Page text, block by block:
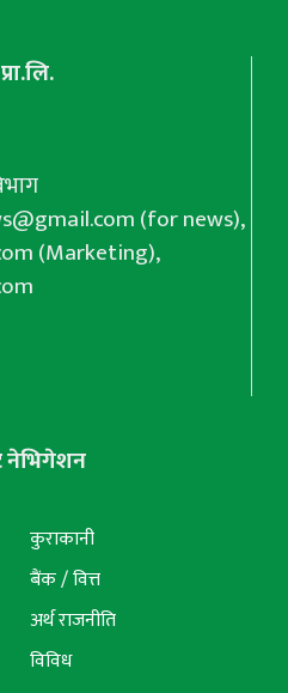
(for news),
(Marketing),
नेभिगेशन
कुराकानी
बैंक / वित्त
अर्थ राजनीति
विविध